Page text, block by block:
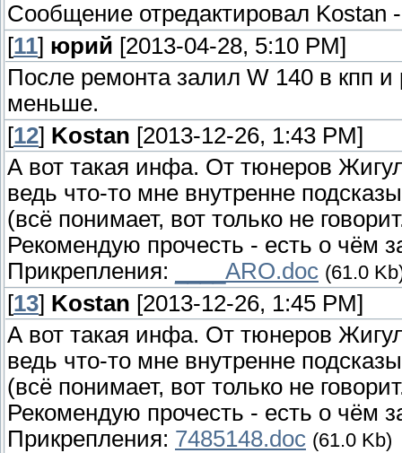
Сообщение отредактировал Kostan
[11] юрий [2013-04-28, 5:10 PM]
После ремонта залил W 140 в кпп
меньше.
[12] Kostan [2013-12-26, 1:43 PM]
А вот такая инфа. От тюнеров
ведь что-то мне внутренне
(всё понимает, вот только не
Рекомендую прочесть - есть о чём
Прикрепления:
____ARO.doc (61.0
[13] Kostan [2013-12-26, 1:45 PM]
А вот такая инфа. От тюнеров
ведь что-то мне внутренне
(всё понимает, вот только не
Рекомендую прочесть - есть о чём
Прикрепления: 7485148.doc (61.0 Kb)